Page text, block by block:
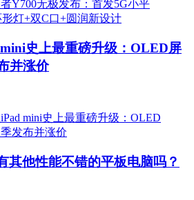
史上最重磅升级：OLED屏
并涨价
其他性能不错的平板电脑吗？